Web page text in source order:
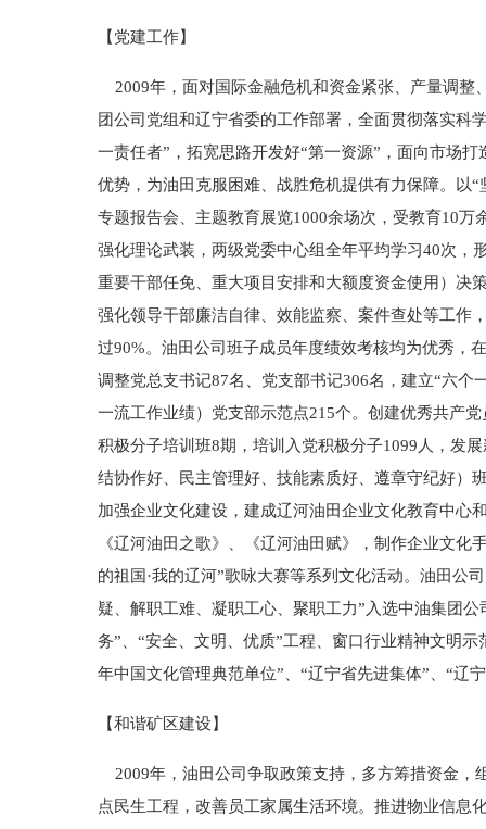
【党建工作】
2009年，面对国际金融危机和资金紧张、产量调整
团公司党组和辽宁省委的工作部署，全面贯彻落实科
一责任者”，拓宽思路开发好“第一资源”，面向市场
优势，为油田克服困难、战胜危机提供有力保障。以
专题报告会、主题教育展览1000余场次，受教育10
强化理论武装，两级党委中心组全年平均学习40次，
重要干部任免、重大项目安排和大额度资金使用）决
强化领导干部廉洁自律、效能监察、案件查处等工作
过90%。油田公司班子成员年度绩效考核均为优秀，
调整党总支书记87名、党支部书记306名，建立“六
一流工作业绩）党支部示范点215个。创建优秀共产
积极分子培训班8期，培训入党积极分子1099人，发
结协作好、民主管理好、技能素质好、遵章守纪好）
加强企业文化建设，建成辽河油田企业文化教育中心
《辽河油田之歌》、《辽河油田赋》，制作企业文
的祖国·我的辽河”歌咏大赛等系列文化活动。油田公
疑、解职工难、凝职工心、聚职工力”入选中油集团
务”、“安全、文明、优质”工程、窗口行业精神文明
年中国文化管理典范单位”、“辽宁省先进集体”、“辽
【和谐矿区建设】
2009年，油田公司争取政策支持，多方筹措资金，
点民生工程，改善员工家属生活环境。推进物业信息